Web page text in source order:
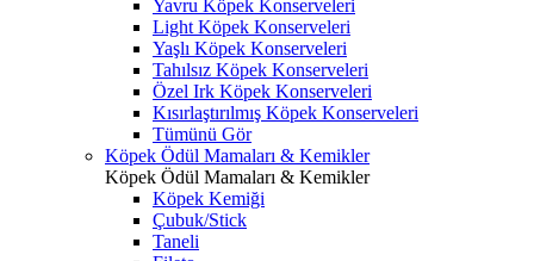
Yavru Köpek Konserveleri
Light Köpek Konserveleri
Yaşlı Köpek Konserveleri
Tahılsız Köpek Konserveleri
Özel Irk Köpek Konserveleri
Kısırlaştırılmış Köpek Konserveleri
Tümünü Gör
Köpek Ödül Mamaları & Kemikler
Köpek Ödül Mamaları & Kemikler
Köpek Kemiği
Çubuk/Stick
Taneli